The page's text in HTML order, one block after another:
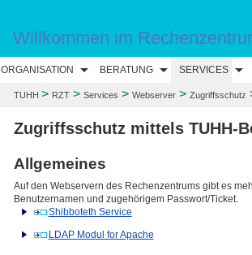
Willkommen im
ORGANISATION BERATUNG SERVICES
TUHH > RZT> Services > Webserver> Zugriffsschutz
Zugriffsschutz mittels TUHH-
Allgemeines
Auf den Webservern des Rechenzentrums gibt es
Benutzernamen und zugehörigem Passwort/Ticket.
Shibboteth Service
LDAP Modul for Apache